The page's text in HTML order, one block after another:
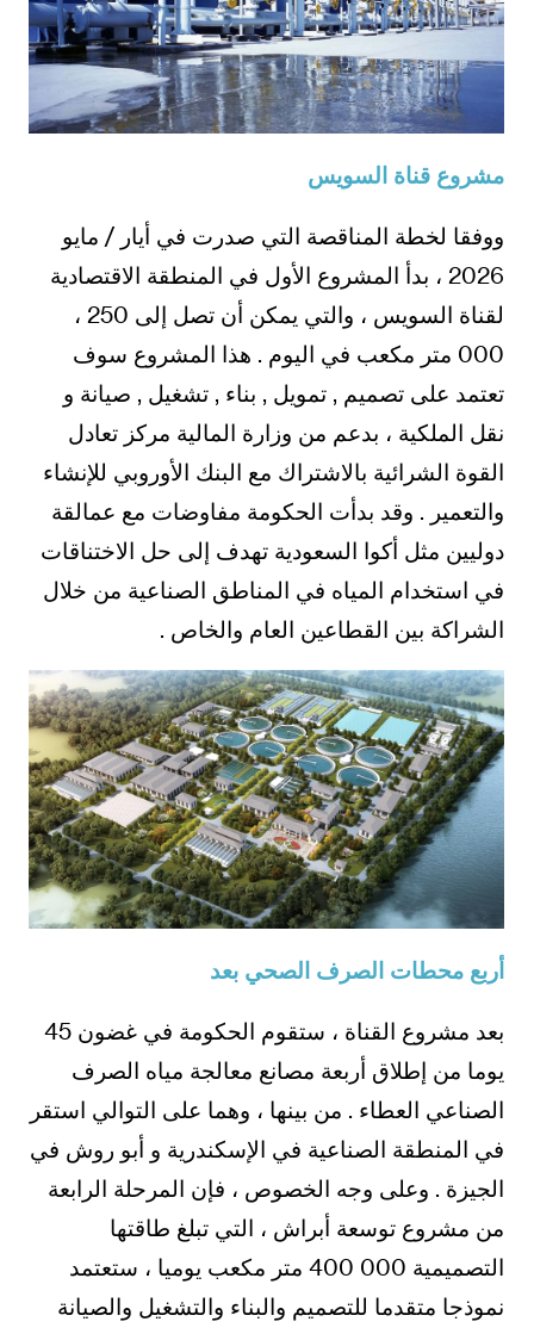
مشروع قناة السويس
ووفقا لخطة المناقصة التي صدرت في أيار / مايو
2026 ، بدأ المشروع الأول في المنطقة الاقتصادية
لقناة السويس ، والتي يمكن أن تصل إلى 250 ،
000 متر مكعب في اليوم . هذا المشروع سوف
تعتمد على تصميم , تمويل , بناء , تشغيل , صيانة و
نقل الملكية ، بدعم من وزارة المالية مركز تعادل
القوة الشرائية بالاشتراك مع البنك الأوروبي للإنشاء
والتعمير . وقد بدأت الحكومة مفاوضات مع عمالقة
دوليين مثل أكوا السعودية تهدف إلى حل الاختناقات
في استخدام المياه في المناطق الصناعية من خلال
الشراكة بين القطاعين العام والخاص .
أربع محطات الصرف الصحي بعد
بعد مشروع القناة ، ستقوم الحكومة في غضون 45
يوما من إطلاق أربعة مصانع معالجة مياه الصرف
الصناعي العطاء . من بينها ، وهما على التوالي استقر
في المنطقة الصناعية في الإسكندرية و أبو روش في
الجيزة . وعلى وجه الخصوص ، فإن المرحلة الرابعة
من مشروع توسعة أبراش ، التي تبلغ طاقتها
التصميمية 000 400 متر مكعب يوميا ، ستعتمد
نموذجا متقدما للتصميم والبناء والتشغيل والصيانة